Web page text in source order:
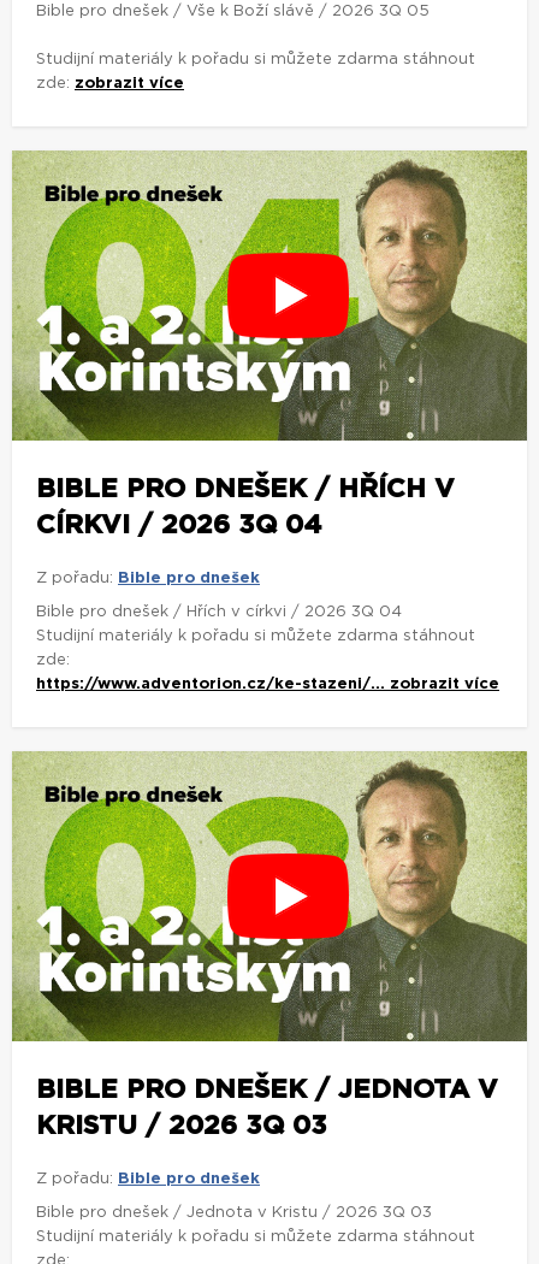
Bible pro dnešek / Vše k Boží slávě / 2026 3Q 05
Studijní materiály k pořadu si můžete zdarma stáhnout
zde: zobrazit více
BIBLE PRO DNEŠEK / HŘÍCH V
CÍRKVI / 2026 3Q 04
Z pořadu: Bible pro dnešek
Bible pro dnešek / Hřích v církvi / 2026 3Q 04
Studijní materiály k pořadu si můžete zdarma stáhnout
zde:
https://www.adventorion.cz/ke-stazeni/... zobrazit více
BIBLE PRO DNEŠEK / JEDNOTA V
KRISTU / 2026 3Q 03
Z pořadu: Bible pro dnešek
Bible pro dnešek / Jednota v Kristu / 2026 3Q 03
Studijní materiály k pořadu si můžete zdarma stáhnout
zde: